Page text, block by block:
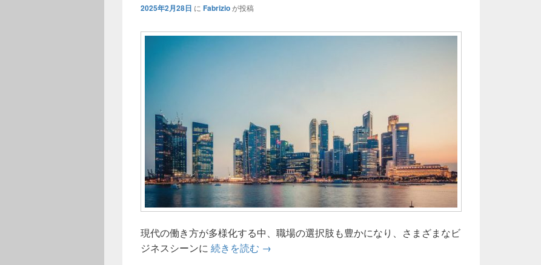
2025年2月28日 に Fabrizioが投稿
現代の働き方が多様化する中、職場の選択肢も豊かになり、さまざまなビ
ジネスシーンに 続きを読む 神戸で進化するレンタルオフィスの魅力
→